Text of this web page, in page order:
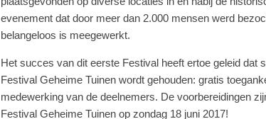
evenement dat door meer dan 2.000 mensen werd
belangeloos is meegewerkt.
Het succes van dit eerste Festival heeft ertoe geleid dat
Festival Geheime Tuinen wordt gehouden: gratis
medewerking van de deelnemers. De voorbereidingen
Festival Geheime Tuinen op zondag 18 juni 2017!